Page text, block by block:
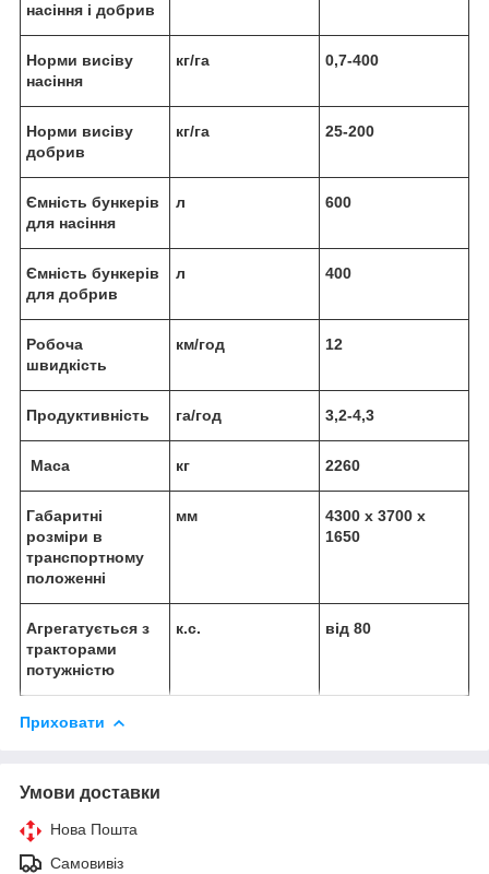
насіння і добрив
Норми висіву
насіння
кг/га 0,7-400
Норми висіву
добрив
кг/га 25-200
Ємність бункерів
для насіння
л 600
Ємність бункерів
для добрив
л 400
Робоча
швидкість
км/год 12
Продуктивність га/год 3,2-4,3
Маса кг 2260
Габаритні
розміри в
транспортному
положенні
мм
4300 х 3700 х
1650
Агрегатується з
тракторами
потужністю
к.с. від 80
Приховати
Умови доставки
Нова Пошта
Самовивіз